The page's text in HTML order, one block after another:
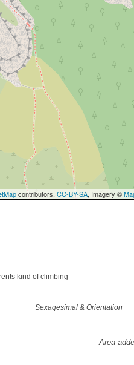
contributors, CC-BY-SA, Imagery ©
kind of climbing
Sexagesimal & Orientation
Area